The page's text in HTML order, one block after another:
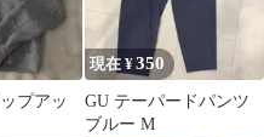
プアッ
現在 ¥350
GU テーパードパンツ
ブルー M